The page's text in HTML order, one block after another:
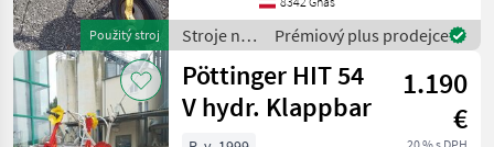
Použitý stroj
nastavenie výšky:
mechanické nastavenie
výšky, Zavesený riadkový
ovláda
Stroje na
zber
objemových
krmív /
Pöttinger
Prémiový plus prodejce
Pöttinger HIT 54
V hydr. Klappbar
1.190
€